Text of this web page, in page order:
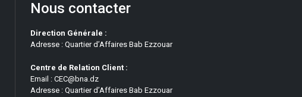
Nous contacter
Direction Générale :
Adresse : Quartier d’Affaires Bab Ezzouar
Centre de Relation Client :
Email : CEC@bna.dz
Adresse : Quartier d’Affaires Bab Ezzouar